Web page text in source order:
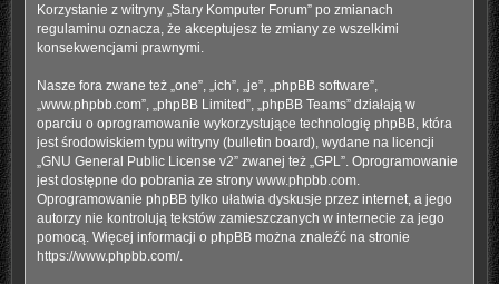
Korzystanie z witryny „Stary Komputer Forum” po zmianach
regulaminu oznacza, że akceptujesz te zmiany ze wszelkimi
konsekwencjami prawnymi.
Nasze fora zwane też „one”, „ich”, „je”, „phpBB software”,
„www.phpbb.com”, „phpBB Limited”, „phpBB Teams” działają w
oparciu o oprogramowanie wykorzystujące technologię phpBB, która
jest środowiskiem typu witryny (bulletin board), wydane na licencji
GNU General Public License v2” zwanej też „GPL”. Oprogramowanie
jest dostępne do pobrania ze strony www.phpbb.com.
Oprogramowanie phpBB tylko ułatwia dyskusje przez internet, a jego
autorzy nie kontrolują tekstów zamieszczanych w internecie za jego
pomocą. Więcej informacji o phpBB można znaleźć na stronie
https://www.phpbb.com/.